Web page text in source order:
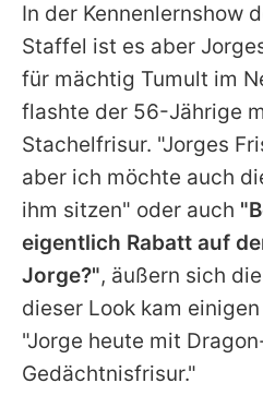
In der Kennenlernshow
Staffel ist es aber
für mächtig Tumult im
flashte der 56-Jährige
Stachelfrisur. "Jorges
aber ich möchte auch
ihm sitzen" oder auch
eigentlich Rabatt auf
Jorge?", äußern sich
dieser Look kam
"Jorge heute mit
Gedächtnisfrisur."